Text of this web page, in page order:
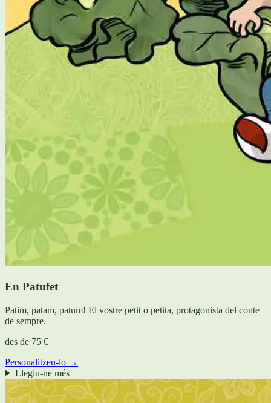
En Patufet
Patim, patam, patum! El vostre petit o petita, protagonista del conte
de sempre.
des de 75 €
Personalitzeu-lo →
Llegiu-ne més